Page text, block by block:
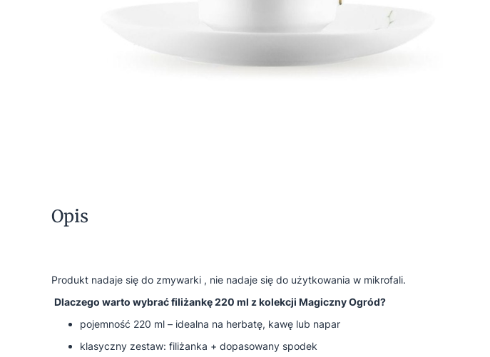
Opis
Produkt nadaje się do zmywarki , nie nadaje się do użytkowania w mikrofali.
Dlaczego warto wybrać filiżankę 220 ml z kolekcji Magiczny Ogród?
pojemność 220 ml – idealna na herbatę, kawę lub napar
klasyczny zestaw: filiżanka + dopasowany spodek